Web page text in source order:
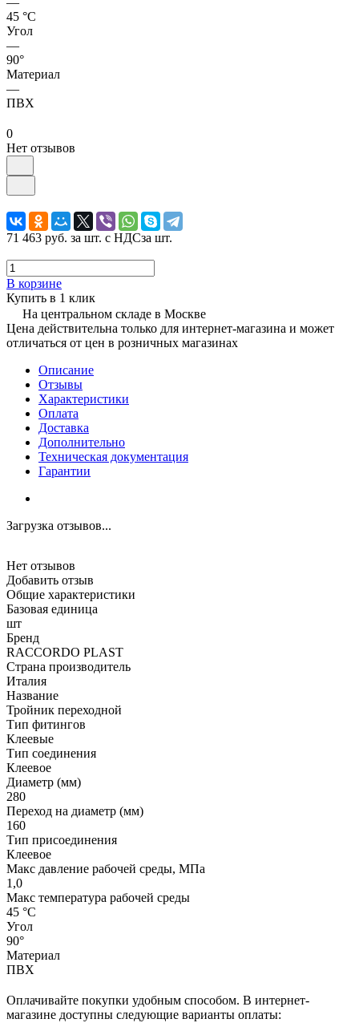
45 °С
Угол
—
90°
Материал
—
ПВХ
0
Нет отзывов
71 463 руб. за шт. с НДСза шт.
В корзине
Купить в 1 клик
На центральном складе в Москве
Цена действительна только для интернет-магазина и может
отличаться от цен в розничных магазинах
Описание
Отзывы
Характеристики
Оплата
Доставка
Дополнительно
Техническая документация
Гарантии
Загрузка отзывов...
Нет отзывов
Добавить отзыв
Общие характеристики
Базовая единица
шт
Бренд
RACCORDO PLAST
Страна производитель
Италия
Название
Тройник переходной
Тип фитингов
Клеевые
Тип соединения
Клеевое
Диаметр (мм)
280
Переход на диаметр (мм)
160
Тип присоединения
Клеевое
Макс давление рабочей среды, МПа
1,0
Макс температура рабочей среды
45 °С
Угол
90°
Материал
ПВХ
Оплачивайте покупки удобным способом. В интернет-
магазине доступны следующие варианты оплаты: